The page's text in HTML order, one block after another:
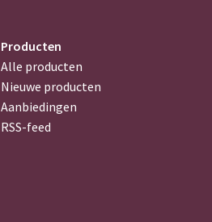
Producten
Alle producten
Nieuwe producten
Aanbiedingen
RSS-feed